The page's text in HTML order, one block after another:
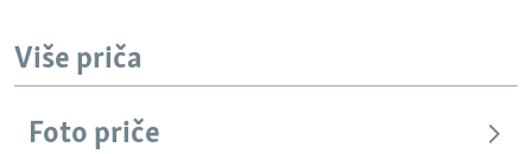
Više priča
Foto priče